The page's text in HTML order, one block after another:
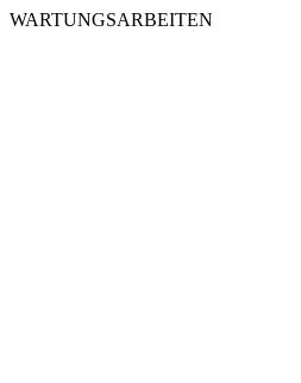
WARTUNGSARBEITEN